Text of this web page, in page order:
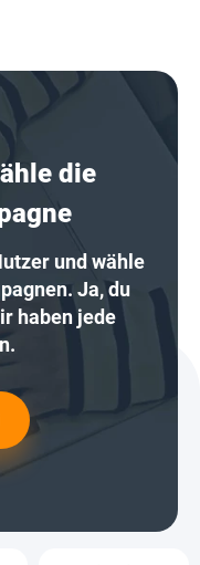
die
und wähle
Ja, du
haben jede